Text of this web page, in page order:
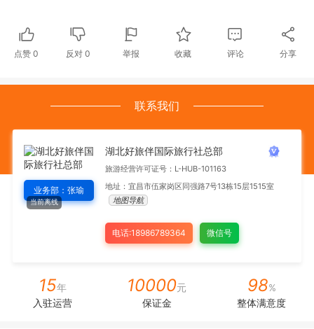
点赞 0 反对0 举报 收藏 评论 分享
联系我们
当前离线
业务部：张瑜
湖北好旅伴国际旅行社总部
旅游经营许可证号：L-HUB-101163
地址：宜昌市伍家岗区同强路7号13栋15层1515室
地图导航
电话:18986789364 微信号
15年
入驻运营
10000元
保证金
98%
整体满意度